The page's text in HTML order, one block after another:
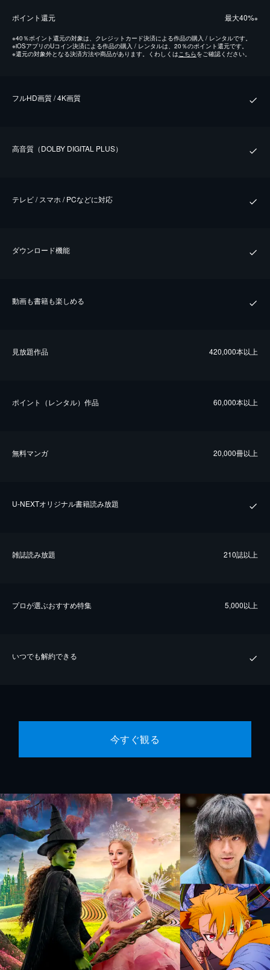
ポイント還元 最⼤40%※
※40％ポイント還元の対象は、クレジットカード決済による作品の購入 / レンタルです。
※iOSアプリのUコイン決済による作品の購入 / レンタルは、20％のポイント還元です。
※還元の対象外となる決済方法や商品があります。くわしくはこちらをご確認ください。
フルHD画質 / 4K画質
⾼⾳質（DOLBY DIGITAL PLUS）
テレビ / スマホ / PCなどに対応
ダウンロード機能
動画も書籍も楽しめる
⾒放題作品 420,000本以上
ポイント（レンタル）作品 60,000本以上
無料マンガ 20,000冊以上
U-NEXTオリジナル書籍読み放題
雑誌読み放題 210誌以上
プロが選ぶおすすめ特集 5,000以上
いつでも解約できる
今すぐ観る